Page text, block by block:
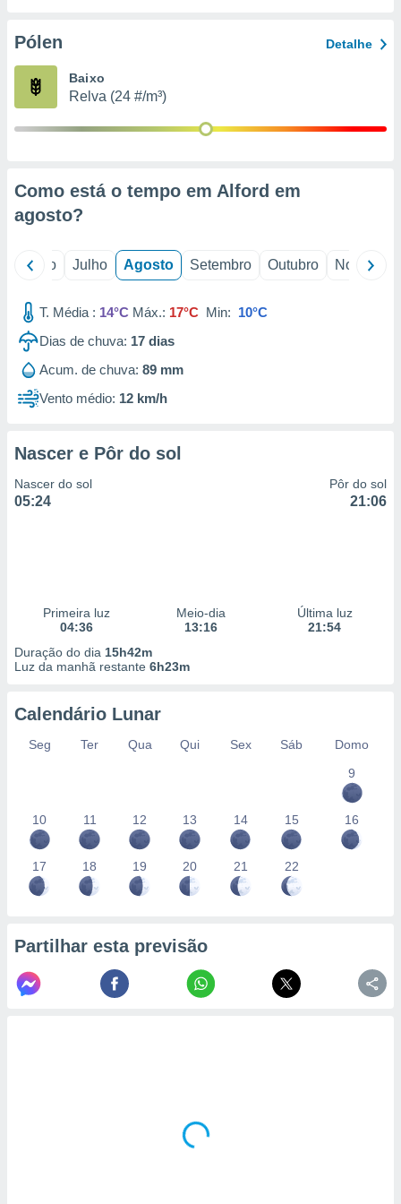
através
estudos
e
Pólen Detalhe
Baixo
Relva (24 #/m³)
Como está o tempo em Alford em
agosto?
Junho Julho Agosto Setembro Outubro Novembro
T. Média : 14°C Máx.: 17°C Min: 10°C
Dias de chuva: 17 dias
Acum. de chuva: 89 mm
Vento médio: 12 km/h
Nascer e Pôr do sol
Nascer do sol
05:24
Pôr do sol
21:06
Primeira luz
04:36
Meio-dia
13:16
Última luz
21:54
Duração do dia 15h42m
Luz da manhã restante 6h23m
Calendário Lunar
Seg Ter Qua Qui Sex Sáb
Domo
9
10 11 12 13 14 15 16
17 18 19 20 21 22
Partilhar esta previsão